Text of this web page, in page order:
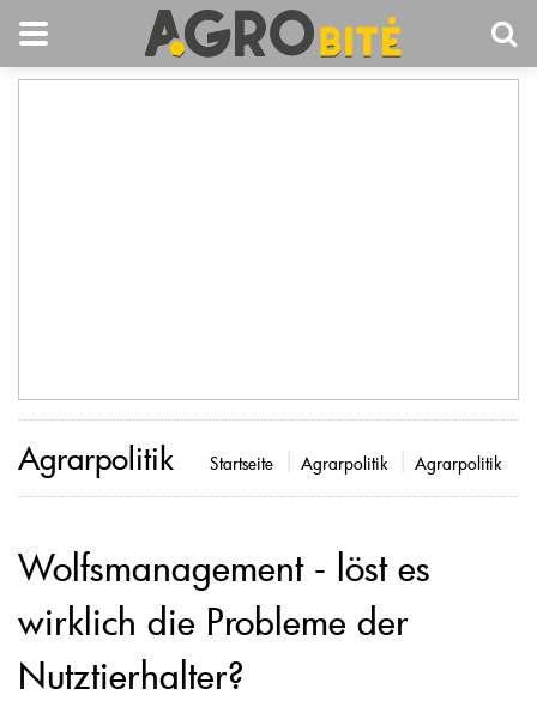
Agrarpolitik Startseite Agrarpolitik Agrarpolitik
Wolfsmanagement - löst es
wirklich die Probleme der
Nutztierhalter?